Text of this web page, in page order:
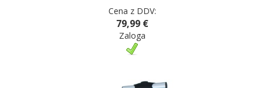
Cena z DDV:
79,99 €
Zaloga